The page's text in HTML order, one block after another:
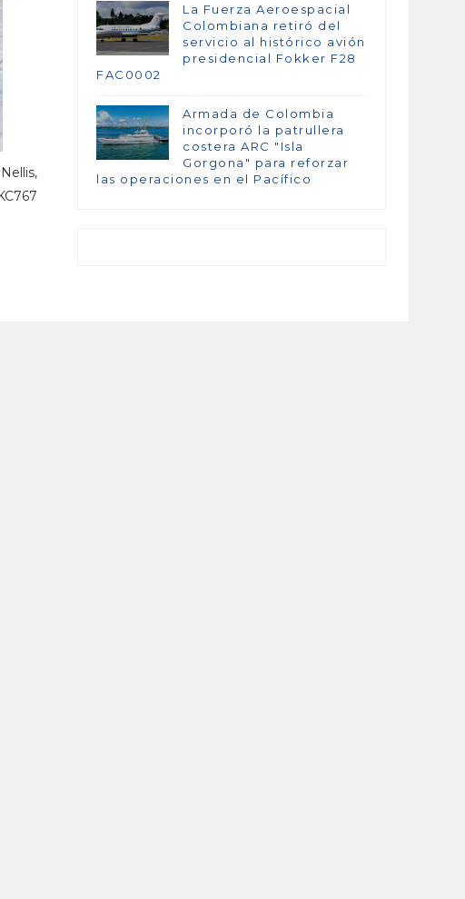
La Fuerza Aeroespacial
Colombiana retiró del
servicio al histórico avión
presidencial Fokker F28
FAC0002
Armada de Colombia
incorporó la patrullera
costera ARC "Isla
Gorgona" para reforzar
las operaciones en el Pacífico